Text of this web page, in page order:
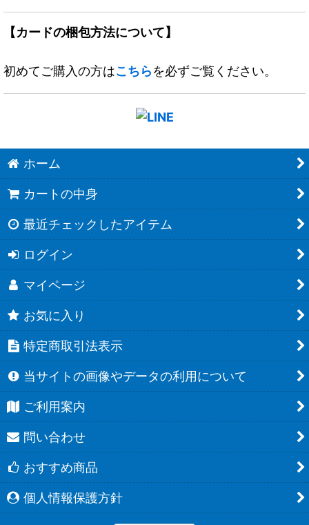
【カードの梱包方法について】
初めてご購入の方はこちらを必ずご覧ください。
ホーム
カートの中身
最近チェックしたアイテム
ログイン
マイページ
お気に入り
特定商取引法表示
当サイトの画像やデータの利用について
ご利用案内
問い合わせ
おすすめ商品
個人情報保護方針